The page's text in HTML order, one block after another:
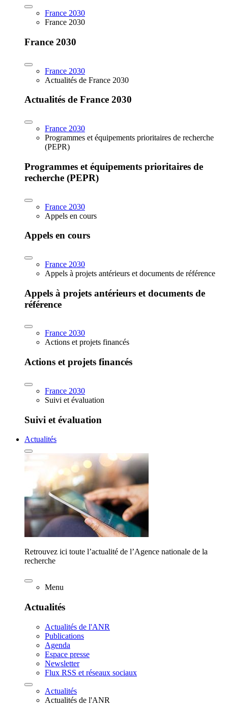
France 2030
France 2030
France 2030
France 2030
Actualités de France 2030
Actualités de France 2030
France 2030
Programmes et équipements prioritaires de recherche
(PEPR)
Programmes et équipements prioritaires de
recherche (PEPR)
France 2030
Appels en cours
Appels en cours
France 2030
Appels à projets antérieurs et documents de référence
Appels à projets antérieurs et documents de
référence
France 2030
Actions et projets financés
Actions et projets financés
France 2030
Suivi et évaluation
Suivi et évaluation
Actualités
Retrouvez ici toute l’actualité de l’Agence nationale de la
recherche
Menu
Actualités
Actualités de l'ANR
Publications
Agenda
Espace presse
Newsletter
Flux RSS et réseaux sociaux
Actualités
Actualités de l'ANR